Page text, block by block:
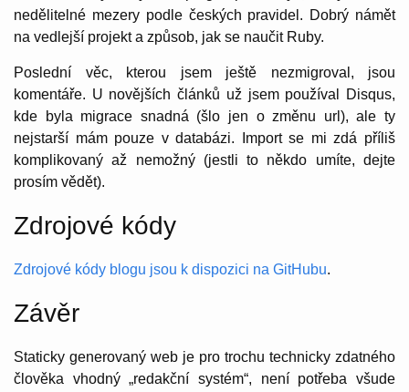
nedělitelné mezery podle českých pravidel. Dobrý námět
na vedlejší projekt a způsob, jak se naučit Ruby.
Poslední věc, kterou jsem ještě nezmigroval, jsou
komentáře. U novějších článků už jsem používal Disqus,
kde byla migrace snadná (šlo jen o změnu url), ale ty
nejstarší mám pouze v databázi. Import se mi zdá příliš
komplikovaný až nemožný (jestli to někdo umíte, dejte
prosím vědět).
Zdrojové kódy
Zdrojové kódy blogu jsou k dispozici na GitHubu.
Závěr
Staticky generovaný web je pro trochu technicky zdatného
člověka vhodný „redakční systém“, není potřeba všude